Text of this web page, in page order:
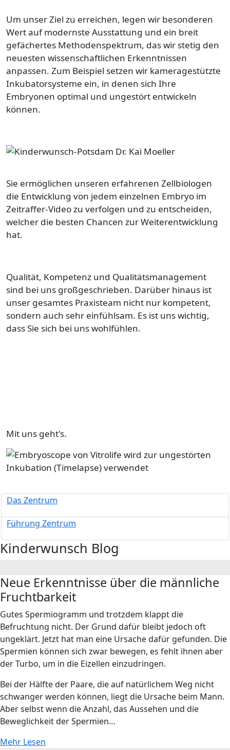
Um unser Ziel zu erreichen, legen wir besonderen
Wert auf modernste Ausstattung und ein breit
gefächertes Methodenspektrum, das wir stetig den
neuesten wissenschaftlichen Erkenntnissen
anpassen. Zum Beispiel setzen wir kameragestützte
Inkubatorsysteme ein, in denen sich Ihre
Embryonen optimal und ungestört entwickeln
können.
Bild
Sie ermöglichen unseren erfahrenen Zellbiologen
die Entwicklung von jedem einzelnen Embryo im
Zeitraffer-Video zu verfolgen und zu entscheiden,
welcher die besten Chancen zur Weiterentwicklung
hat.
Qualität, Kompetenz und Qualitätsmanagement
sind bei uns großgeschrieben. Darüber hinaus ist
unser gesamtes Praxisteam nicht nur kompetent,
sondern auch sehr einfühlsam. Es ist uns wichtig,
dass Sie sich bei uns wohlfühlen.
Mit uns geht's.
Bild
Das Zentrum
Führung Zentrum
Kinderwunsch Blog
Neue Erkenntnisse über die männliche
Fruchtbarkeit
Gutes Spermiogramm und trotzdem klappt die
Befruchtung nicht. Der Grund dafür bleibt jedoch oft
ungeklärt. Jetzt hat man eine Ursache dafür gefunden. Die
Spermien können sich zwar bewegen, es fehlt ihnen aber
der Turbo, um in die Eizellen einzudringen.
Bei der Hälfte der Paare, die auf natürlichem Weg nicht
schwanger werden können, liegt die Ursache beim Mann.
Aber selbst wenn die Anzahl, das Aussehen und die
Beweglichkeit der Spermien…
Mehr Lesen